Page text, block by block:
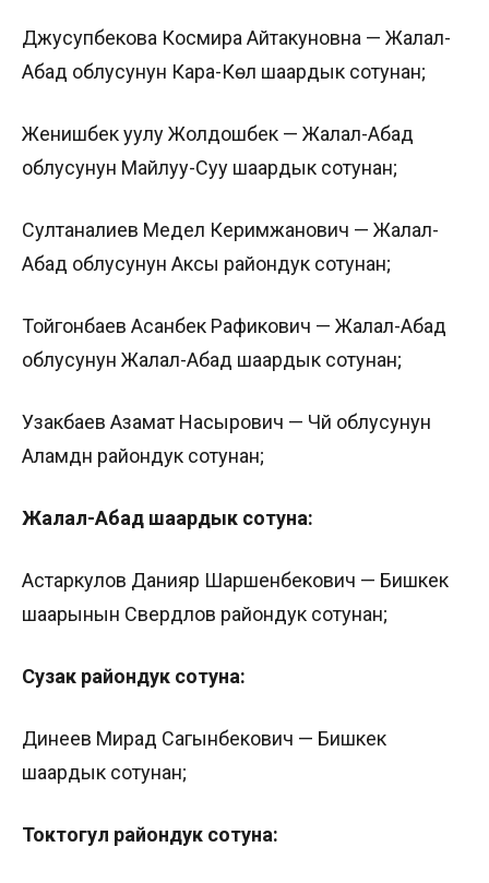
Джусупбекова Космира Айтакуновна — Жалал-
Абад облусунун Кара-Көл шаардык сотунан;
Женишбек уулу Жолдошбек — Жалал-Абад
облусунун Майлуу-Суу шаардык сотунан;
Султаналиев Медел Керимжанович — Жалал-
Абад облусунун Аксы райондук сотунан;
Тойгонбаев Асанбек Рафикович — Жалал-Абад
облусунун Жалал-Абад шаардык сотунан;
Узакбаев Азамат Насырович — Чүй облусунун
Аламүдүн райондук сотунан;
Жалал-Абад шаардык сотуна:
Астаркулов Данияр Шаршенбекович — Бишкек
шаарынын Свердлов райондук сотунан;
Сузак райондук сотуна:
Динеев Мирад Сагынбекович — Бишкек
шаардык сотунан;
Токтогул райондук сотуна: